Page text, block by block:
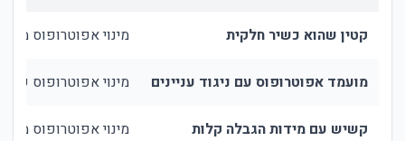
קטין שהוא כשיר חלקית מינוי אפוטרופוס
מועמד אפוטרופוס עם ניגוד עניינים מינוי אפוטרופוס
קשיש עם מידות הגבלה קלות מינוי אפוטרופוס